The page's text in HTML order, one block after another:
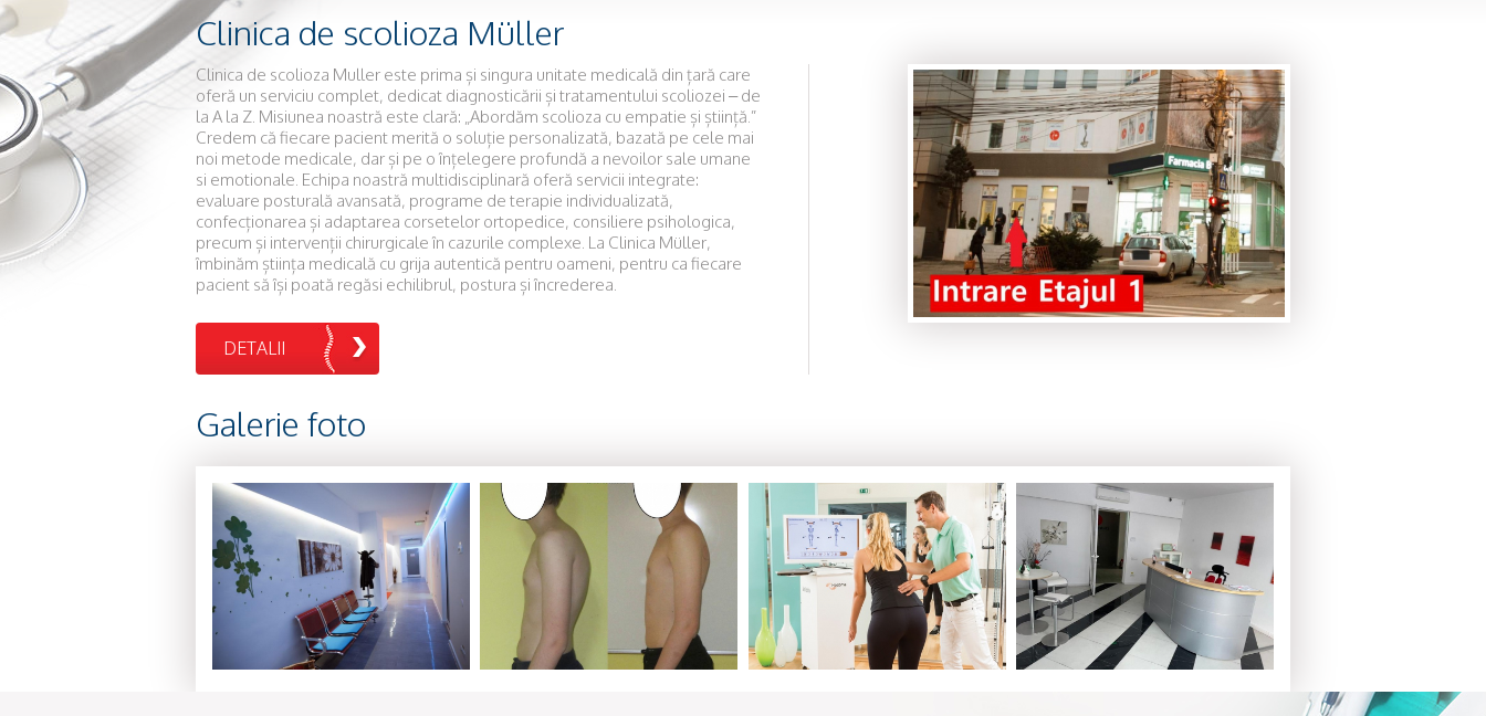
Clinica de scolioza Müller
Clinica de scolioza Muller este prima și singura unitate medicală din țară care
oferă un serviciu complet, dedicat diagnosticării și tratamentului scoliozei – de
la A la Z. Misiunea noastră este clară: „Abordăm scolioza cu empatie și știință.”
Credem că fiecare pacient merită o soluție personalizată, bazată pe cele mai
noi metode medicale, dar și pe o înțelegere profundă a nevoilor sale umane
si emotionale. Echipa noastră multidisciplinară oferă servicii integrate:
evaluare posturală avansată, programe de terapie individualizată,
confecționarea și adaptarea corsetelor ortopedice, consiliere psihologica,
precum și intervenții chirurgicale în cazurile complexe. La Clinica Müller,
îmbinăm știința medicală cu grija autentică pentru oameni, pentru ca fiecare
pacient să își poată regăsi echilibrul, postura și încrederea.
DETALII
Galerie foto